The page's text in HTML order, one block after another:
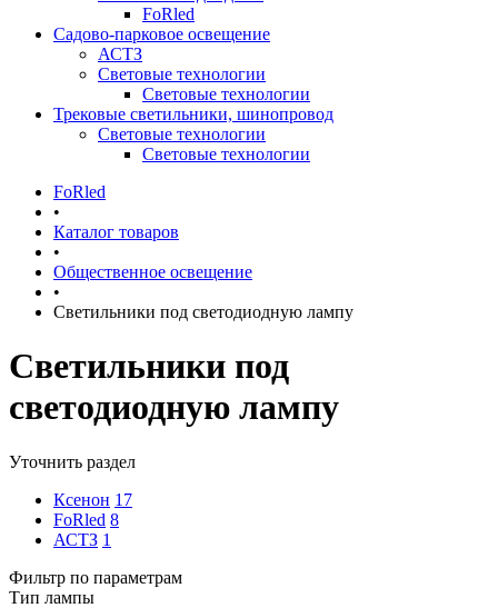
FoRled
Садово-парковое освещение
АСТЗ
Световые технологии
Световые технологии
Трековые светильники, шинопровод
Световые технологии
Световые технологии
FoRled
•
Каталог товаров
•
Общественное освещение
•
Светильники под светодиодную лампу
Светильники под
светодиодную лампу
Уточнить раздел
Ксенон 17
FoRled 8
АСТЗ 1
Фильтр по параметрам
Тип лампы